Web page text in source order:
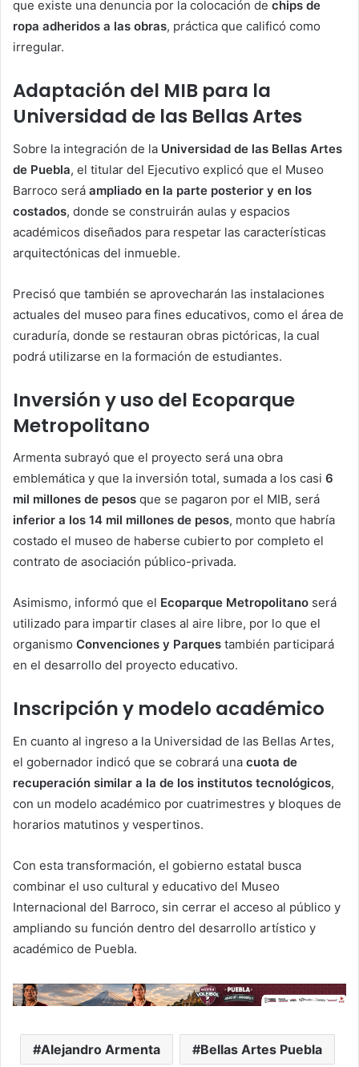
que existe una denuncia por la colocación de chips de
ropa adheridos a las obras, práctica que calificó como
irregular.
Adaptación del MIB para la
Universidad de las Bellas Artes
Sobre la integración de la Universidad de las Bellas Artes
de Puebla, el titular del Ejecutivo explicó que el Museo
Barroco será ampliado en la parte posterior y en los
costados, donde se construirán aulas y espacios
académicos diseñados para respetar las características
arquitectónicas del inmueble.
Precisó que también se aprovecharán las instalaciones
actuales del museo para fines educativos, como el área de
curaduría, donde se restauran obras pictóricas, la cual
podrá utilizarse en la formación de estudiantes.
Inversión y uso del Ecoparque
Metropolitano
Armenta subrayó que el proyecto será una obra
emblemática y que la inversión total, sumada a los casi 6
mil millones de pesos que se pagaron por el MIB, será
inferior a los 14 mil millones de pesos, monto que habría
costado el museo de haberse cubierto por completo el
contrato de asociación público-privada.
Asimismo, informó que el Ecoparque Metropolitano será
utilizado para impartir clases al aire libre, por lo que el
organismo Convenciones y Parques también participará
en el desarrollo del proyecto educativo.
Inscripción y modelo académico
En cuanto al ingreso a la Universidad de las Bellas Artes,
el gobernador indicó que se cobrará una cuota de
recuperación similar a la de los institutos tecnológicos,
con un modelo académico por cuatrimestres y bloques de
horarios matutinos y vespertinos.
Con esta transformación, el gobierno estatal busca
combinar el uso cultural y educativo del Museo
Internacional del Barroco, sin cerrar el acceso al público y
ampliando su función dentro del desarrollo artístico y
académico de Puebla.
Alejandro Armenta Bellas Artes Puebla